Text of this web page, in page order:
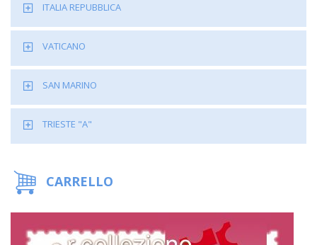
ITALIA REPUBBLICA
VATICANO
SAN MARINO
TRIESTE "A"
CARRELLO